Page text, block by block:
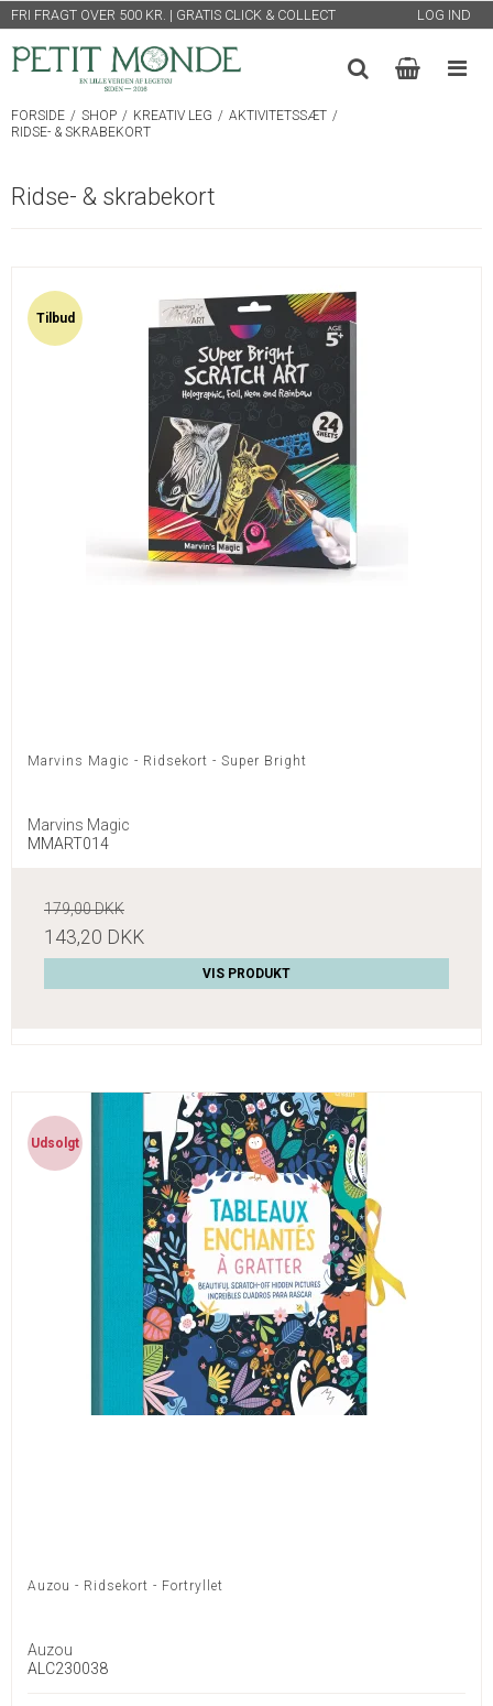
FRI FRAGT OVER 500 KR. | GRATIS CLICK & COLLECT LOG IND
FORSIDE / SHOP / KREATIV LEG / AKTIVITETSSÆT /
RIDSE- & SKRABEKORT
Ridse- & skrabekort
Tilbud
Marvins Magic - Ridsekort - Super Bright
Marvins Magic
MMART014
179,00 DKK
143,20 DKK
VIS PRODUKT
Udsolgt
Auzou - Ridsekort - Fortryllet
Auzou
ALC230038